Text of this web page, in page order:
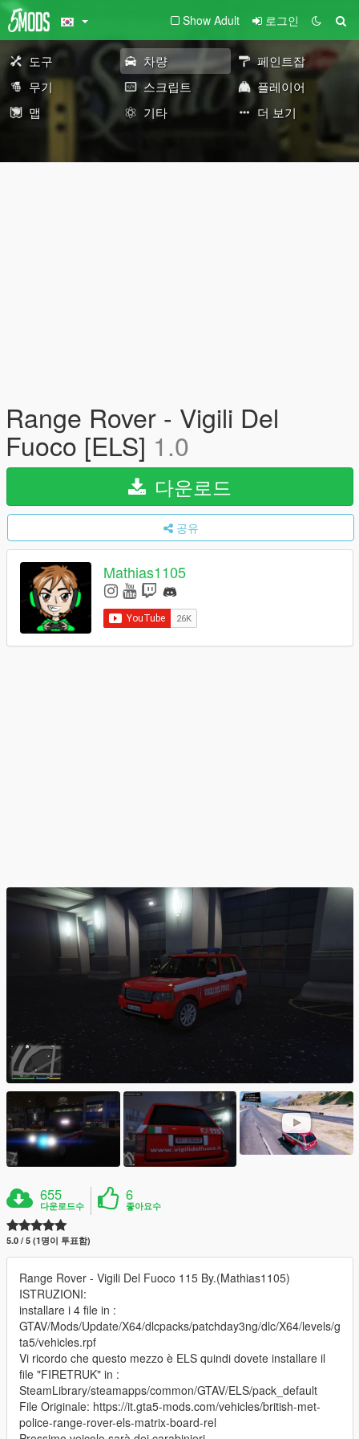
Show Adult 로그인
도구 차량
페인트잡
무기
스크립트
플레이어
맵
기타 더 보기
Range Rover - Vigili Del
Fuoco [ELS] 1.0
다운로드
공유
Mathias1105
655
다운로드수
6
좋아요수
5.0 / 5 (1명이 투표함)
Range Rover - Vigili Del Fuoco 115 By.(Mathias1105)
ISTRUZIONI:
installare i 4 file in :
GTAV/Mods/Update/X64/dlcpacks/patchday3ng/dlc/X64/levels/g
ta5/vehicles.rpf
Vi ricordo che questo mezzo è ELS quindi dovete installare il
file "FIRETRUK" in :
SteamLibrary/steamapps/common/GTAV/ELS/pack_default
File Originale: https://it.gta5-mods.com/vehicles/british-met-
police-range-rover-els-matrix-board-rel